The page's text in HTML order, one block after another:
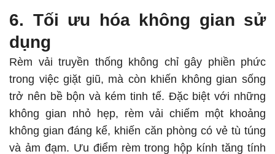
6. Tối ưu hóa không gian sử
dụng
Rèm vải truyền thống không chỉ gây phiền phức
trong việc giặt giũ, mà còn khiến không gian sống
trở nên bề bộn và kém tinh tế. Đặc biệt với những
không gian nhỏ hẹp, rèm vải chiếm một khoảng
không gian đáng kể, khiến căn phòng có vẻ tù túng
và ảm đạm. Ưu điểm rèm trong hộp kính tăng tính